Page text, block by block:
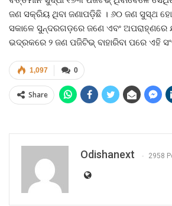
ଜଣ ସକ୍ରିୟ ଥିବା ଜଣାପଡ଼ିଛି । ୬୦ ଜଣ ସୁସ୍ଥ
ସକାଳେ ସୁନ୍ଦରଗଡ଼ରେ ଜଣେ ଏବଂ
ଭଦ୍ରକରେ ୨ ଜଣ ପଜିଟିଭ୍‍ ବାହାରିବା ପରେ ଏହି
0
1,097
Share
Odishanext 2958